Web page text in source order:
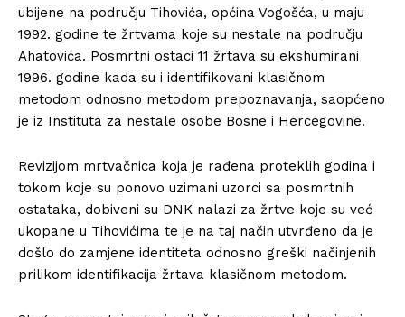
ubijene na području Tihovića, općina Vogošća, u maju
1992. godine te žrtvama koje su nestale na području
Ahatovića. Posmrtni ostaci 11 žrtava su ekshumirani
1996. godine kada su i identifikovani klasičnom
metodom odnosno metodom prepoznavanja, saopćeno
je iz Instituta za nestale osobe Bosne i Hercegovine.
Revizijom mrtvačnica koja je rađena proteklih godina i
tokom koje su ponovo uzimani uzorci sa posmrtnih
ostataka, dobiveni su DNK nalazi za žrtve koje su već
ukopane u Tihovićima te je na taj način utvrđeno da je
došlo do zamjene identiteta odnosno greški načinjenih
prilikom identifikacija žrtava klasičnom metodom.